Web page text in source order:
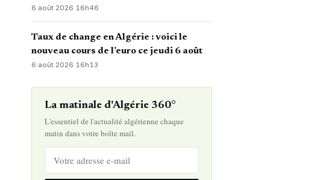
6 août 2026·16h46
Taux de change en Algérie : voici le
nouveau cours de l’euro ce jeudi 6 août
6 août 2026· 16h13
La matinale d'Algérie 360°
L'essentiel de l'actualité algérienne chaque
matin dans votre boîte mail.